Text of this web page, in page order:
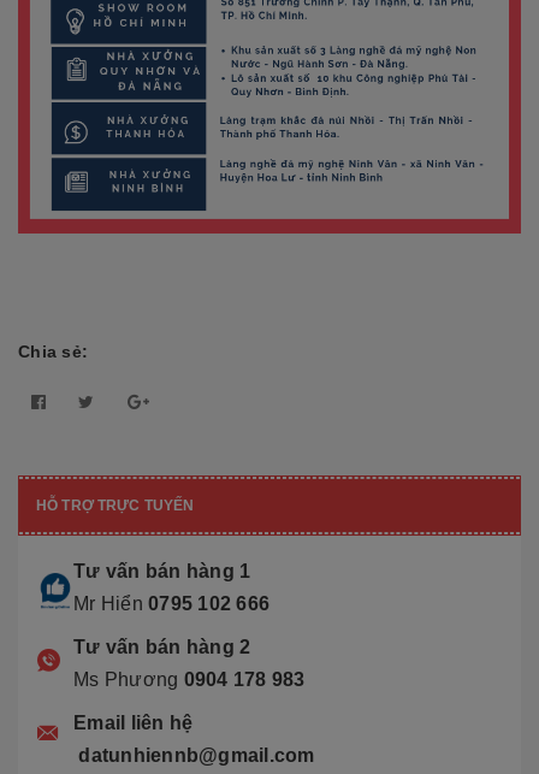
Chia sẻ:
HỖ TRỢ TRỰC TUYẾN
Tư vấn bán hàng 1
Mr Hiển 0795 102 666
Tư vấn bán hàng 2
Ms Phương 0904 178 983
Email liên hệ
datunhiennb@gmail.com